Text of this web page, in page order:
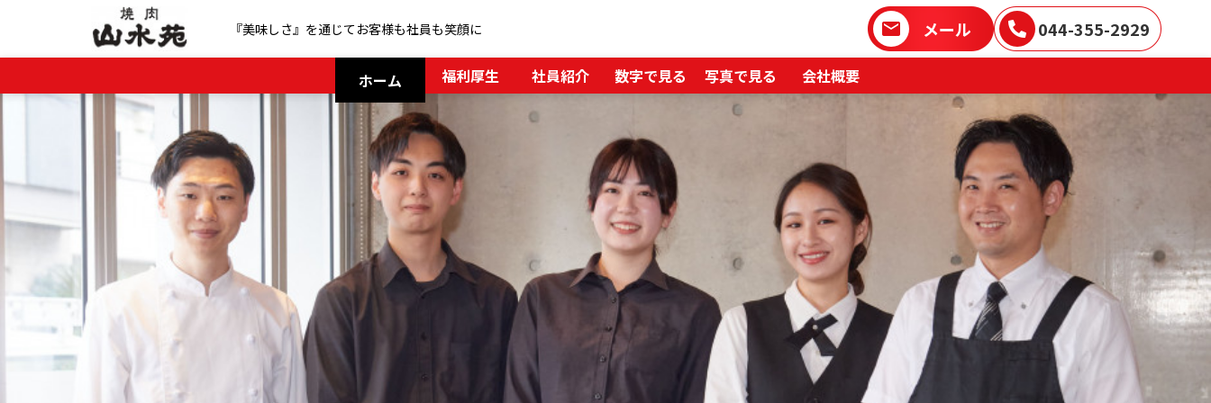
『美味しさ』を通じてお客様も社員も笑顔に メール 044-355-2929
ホーム 福利厚生 社員紹介 数字で見る 写真で見る 会社概要